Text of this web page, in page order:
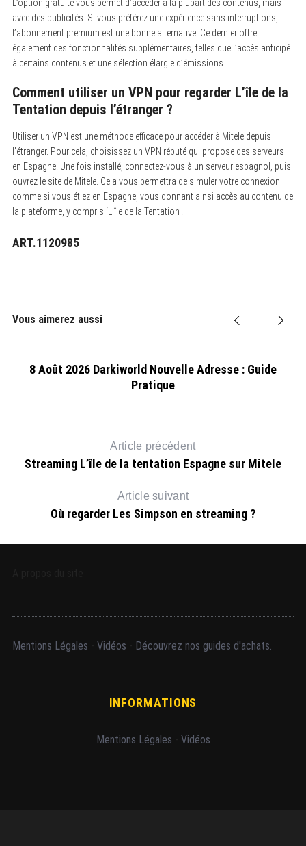
L’option gratuite vous permet d’accéder à la plupart des contenus, mais
avec des publicités. Si vous préférez une expérience sans interruptions,
l’abonnement premium est une bonne alternative. Ce dernier offre
également des fonctionnalités supplémentaires, telles que l’accès anticipé
à certains contenus et une sélection élargie d’émissions.
Comment utiliser un VPN pour regarder L’île de la
Tentation depuis l’étranger ?
Utiliser un VPN est une méthode efficace pour accéder à Mitele depuis
l’étranger. Pour cela, choisissez un VPN réputé qui propose des serveurs
en Espagne. Une fois installé, connectez-vous à un serveur espagnol, puis
ouvrez le site de Mitele. Cela vous permettra de simuler votre connexion
comme si vous étiez en Espagne, vous donnant ainsi accès au contenu de
la plateforme, y compris ‘L’île de la Tentation’.
ART.1120985
Vous aimerez aussi
8 Août 2026 Darkiworld Nouvelle Adresse : Guide
Pratique
Article précédent
Streaming L’île de la tentation Espagne sur Mitele
Article suivant
Où regarder Les Simpson en streaming ?
Mentions Légales Vidéos Découvrez nos guides d'achats.
INFORMATIONS
Mentions Légales Vidéos